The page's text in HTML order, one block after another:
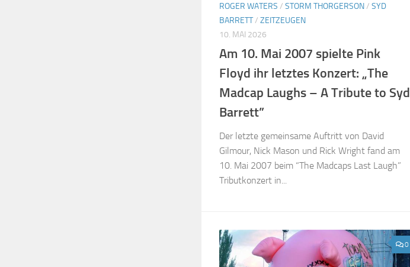
ROGER WATERS / STORM THORGERSON/ SYD
BARRETT/ ZEITZEUGEN
10. MAI 2026
Am 10. Mai 2007 spielte Pink
Floyd ihr letztes Konzert: „The
Madcap Laughs – A Tribute to Syd
Barrett”
Der letzte gemeinsame Auftritt von David
Gilmour, Nick Mason und Rick Wright fand am
10. Mai 2007 beim “The Madcaps Last Laugh”
Tributkonzert in...
0